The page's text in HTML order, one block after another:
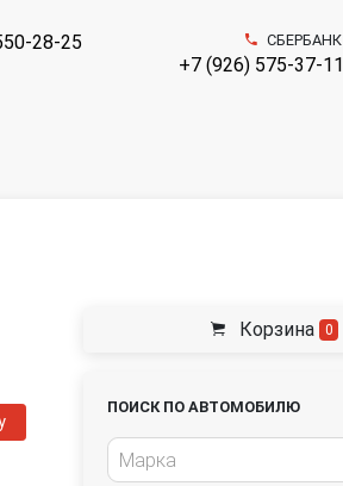
28-25 СБЕРБАНК
+7 (926) 575-37-11
Корзина 0
ПОИСК ПО АВТОМОБИЛЮ
Марка